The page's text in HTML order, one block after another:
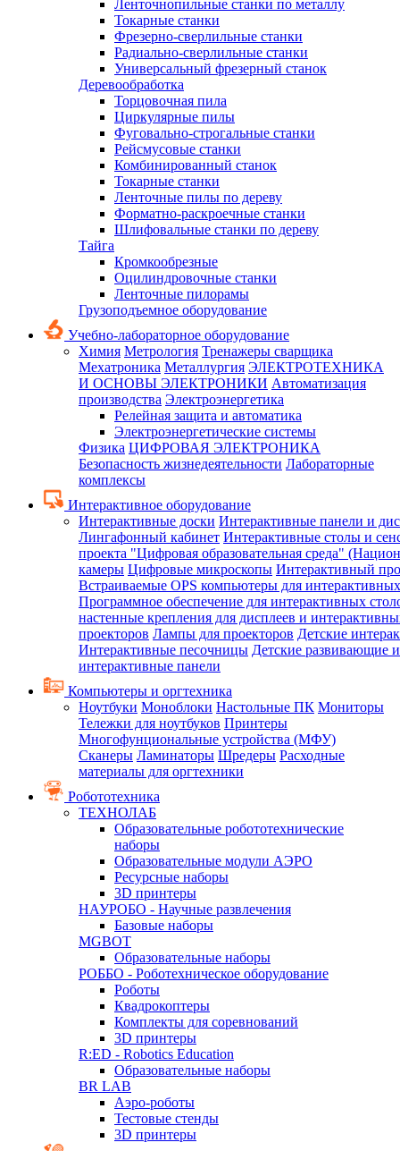
Ленточнопильные станки по металлу
Токарные станки
Фрезерно-сверлильные станки
Радиально-сверлильные станки
Универсальный фрезерный станок
Деревообработка
Торцовочная пила
Циркулярные пилы
Фуговально-строгальные станки
Рейсмусовые станки
Комбинированный станок
Токарные станки
Ленточные пилы по дереву
Форматно-раскроечные станки
Шлифовальные станки по дереву
Тайга
Кромкообрезные
Оцилиндровочные станки
Ленточные пилорамы
Грузоподъемное оборудование
Учебно-лабораторное оборудование
Химия Метрология Тренажеры сварщика
Мехатроника Металлургия ЭЛЕКТРОТЕХНИКА
И ОСНОВЫ ЭЛЕКТРОНИКИ Автоматизация
производства Электроэнергетика
Релейная защита и автоматика
Электроэнергетические системы
Физика ЦИФРОВАЯ ЭЛЕКТРОНИКА
Безопасность жизнедеятельности Лабораторные
комплексы
Интерактивное оборудование
Интерактивные доски Интерактивные панели и
Лингафонный кабинет Интерактивные столы и
проекта "Цифровая образовательная среда"
камеры Цифровые микроскопы Интерактивный
Встраиваемые OPS компьютеры для
Программное обеспечение для интерактивных
настенные крепления для дисплеев и
проекторов Лампы для проекторов Детские
Интерактивные песочницы Детские развивающие
интерактивные панели
Компьютеры и оргтехника
Ноутбуки Моноблоки Настольные ПК Мониторы
Тележки для ноутбуков Принтеры
Многофунциональные устройства (МФУ)
Сканеры Ламинаторы Шредеры Расходные
материалы для оргтехники
Робототехника
ТЕХНОЛАБ
Образовательные робототехнические
наборы
Образовательные модули АЭРО
Ресурсные наборы
3D принтеры
НАУРОБО - Научные развлечения
Базовые наборы
MGBOT
Образовательные наборы
РОББО - Роботехническое оборудование
Роботы
Квадрокоптеры
Комплекты для соревнований
3D принтеры
R:ED - Robotics Education
Образовательные наборы
BR LAB
Аэро-роботы
Тестовые стенды
3D принтеры